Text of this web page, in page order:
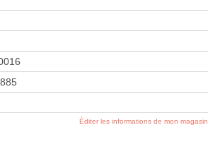
Éditer les informations de mon